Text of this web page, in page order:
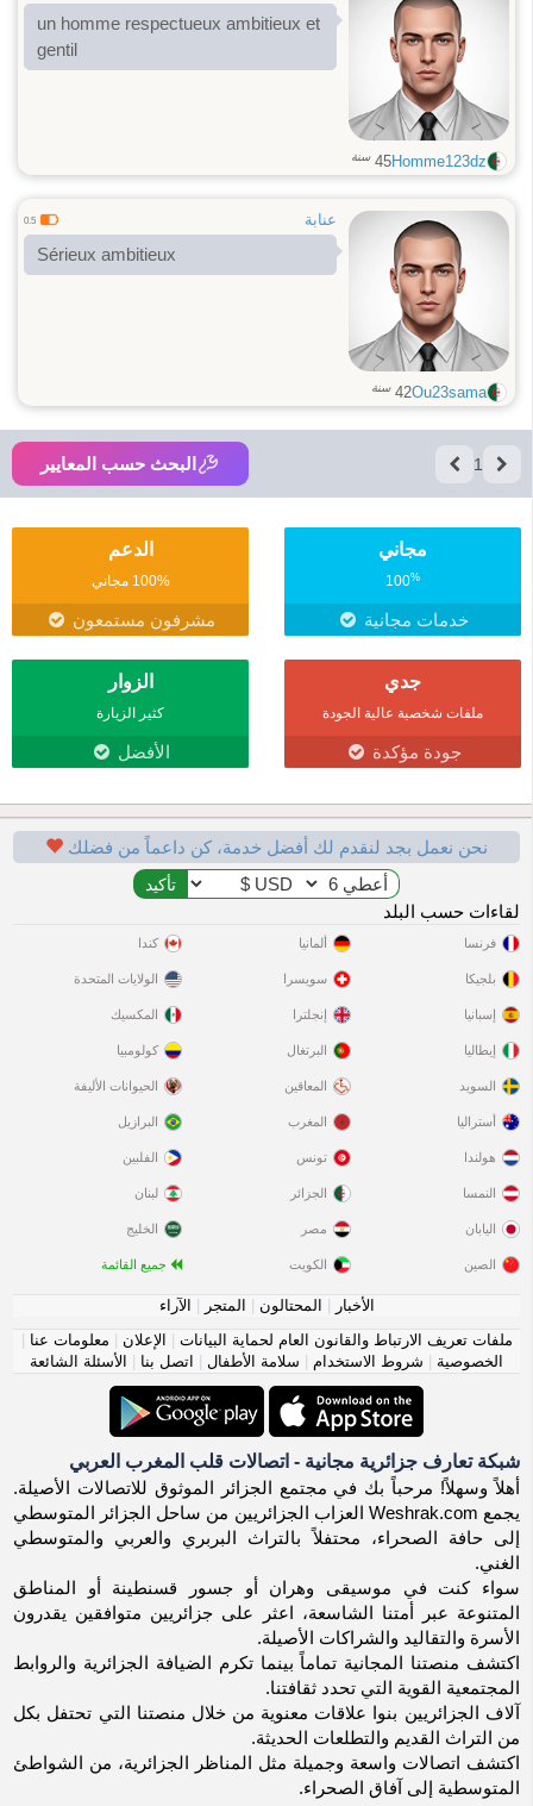
un homme respectueux ambitieux et
gentil
Homme123dz
45 سنة
عنابة 0.5
Sérieux ambitieux
Ou23sama
42 سنة
1 البحث حسب المعايير
مجاني
100%
خدمات مجانية
الدعم
100% مجاني
مشرفون مستمعون
جدي
ملفات شخصية عالية الجودة
جودة مؤكدة
الزوار
كثير الزيارة
الأفضل
نحن نعمل بجد لنقدم لك أفضل خدمة، كن داعماً من فضلك
لقاءات حسب البلد
فرنسا
بلجيكا
إسبانيا
إيطاليا
السويد
ألمانيا
سويسرا
إنجلترا
البرتغال
المعاقين
كندا
الولايات المتحدة
المكسيك
كولومبيا
الحيوانات الأليفة
أستراليا
هولندا
النمسا
اليابان
الصين
المغرب
تونس
الجزائر
مصر
الكويت
البرازيل
الفلبين
لبنان
الخليج
جميع القائمة
الأخبار المحتالون المتجر
الآراء
ملفات تعريف الارتباط والقانون العام لحماية البيانات
الإعلان معلومات عنا
الخصوصية
شروط الاستخدام سلامة الأطفال اتصل بنا الأسئلة الشائعة
شبكة تعارف جزائرية مجانية - اتصالات قلب المغرب العربي
أهلاً وسهلاً! مرحباً بك في مجتمع الجزائر الموثوق للاتصالات الأصيلة.
يجمع Weshrak.com العزاب الجزائريين من ساحل الجزائر المتوسطي
إلى حافة الصحراء، محتفلاً بالتراث البربري والعربي والمتوسطي
الغني.
سواء كنت في موسيقى وهران أو جسور قسنطينة أو المناطق
المتنوعة عبر أمتنا الشاسعة، اعثر على جزائريين متوافقين يقدرون
الأسرة والتقاليد والشراكات الأصيلة.
اكتشف منصتنا المجانية تماماً بينما تكرم الضيافة الجزائرية والروابط
المجتمعية القوية التي تحدد ثقافتنا.
آلاف الجزائريين بنوا علاقات معنوية من خلال منصتنا التي تحتفل بكل
من التراث القديم والتطلعات الحديثة.
اكتشف اتصالات واسعة وجميلة مثل المناظر الجزائرية، من الشواطئ
المتوسطية إلى آفاق الصحراء.